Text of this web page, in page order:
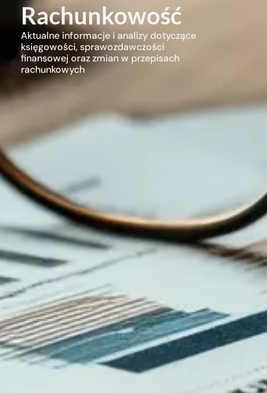
Rachunkowość
Aktualne informacje i analizy dotyczące
księgowości, sprawozdawczości
finansowej oraz zmian w przepisach
rachunkowych